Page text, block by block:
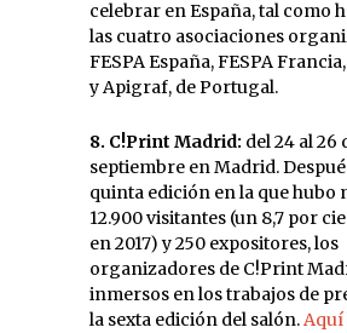
celebrar en España, tal como
las cuatro asociaciones
FESPA España, FESPA
y Apigraf, de Portugal.
8. C!Print Madrid: del 24 al 26
septiembre en Madrid.
quinta edición en la que hubo
12.900 visitantes (un 8,7 por
en 2017) y 250 expositores, los
organizadores de C!Print
inmersos en los trabajos de
la sexta edición del salón.Aquí